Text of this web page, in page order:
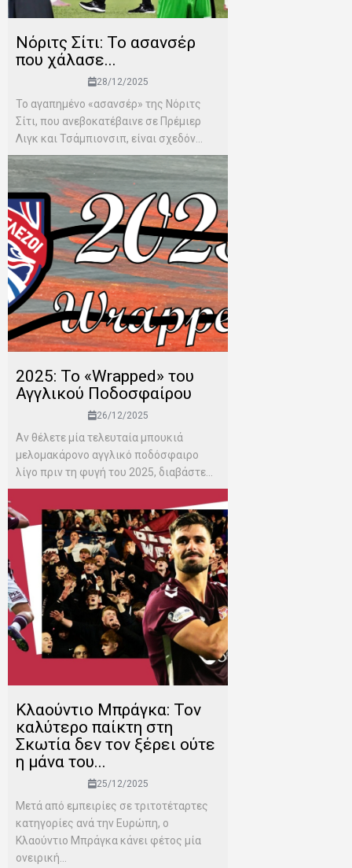
Νόριτς Σίτι: Το ασανσέρ
που χάλασε...
28/12/2025
Το αγαπημένο «ασανσέρ» της Νόριτς
Σίτι, που ανεβοκατέβαινε σε Πρέμιερ
Λιγκ και Τσάμπιονσιπ, είναι σχεδόν...
2025: Το «Wrapped» του
Αγγλικού Ποδοσφαίρου
26/12/2025
Αν θέλετε μία τελευταία μπουκιά
μελομακάρονο αγγλικό ποδόσφαιρο
λίγο πριν τη φυγή του 2025, διαβάστε...
Κλαούντιο Μπράγκα: Τον
καλύτερο παίκτη στη
Σκωτία δεν τον ξέρει ούτε
η μάνα του...
25/12/2025
Μετά από εμπειρίες σε τριτοτέταρτες
κατηγορίες ανά την Ευρώπη, ο
Κλαούντιο Μπράγκα κάνει φέτος μία
ονειρική...